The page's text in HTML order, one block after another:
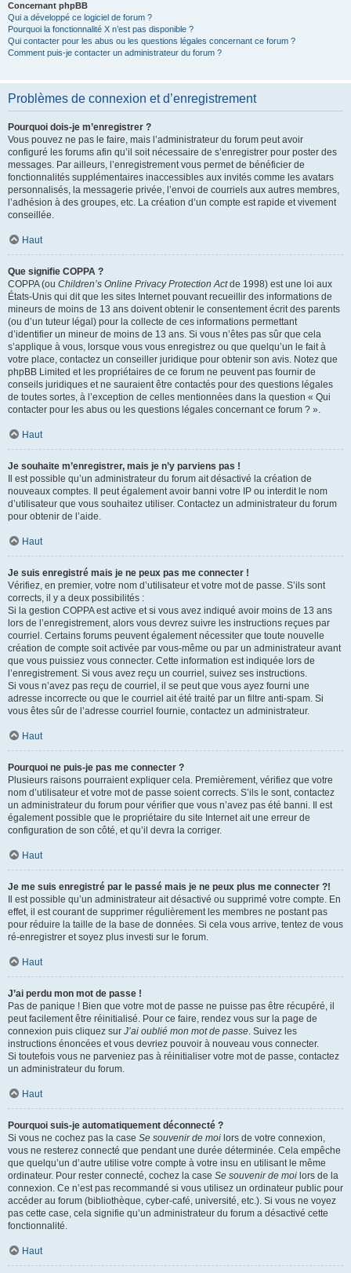
Concernant phpBB
Qui a développé ce logiciel de forum ?
Pourquoi la fonctionnalité X n’est pas disponible ?
Qui contacter pour les abus ou les questions légales concernant ce forum ?
Comment puis-je contacter un administrateur du forum ?
Problèmes de connexion et d’enregistrement
Pourquoi dois-je m’enregistrer ?
Vous pouvez ne pas le faire, mais l’administrateur du forum peut avoir
configuré les forums afin qu’il soit nécessaire de s’enregistrer pour poster des
messages. Par ailleurs, l’enregistrement vous permet de bénéficier de
fonctionnalités supplémentaires inaccessibles aux invités comme les avatars
personnalisés, la messagerie privée, l’envoi de courriels aux autres membres,
l’adhésion à des groupes, etc. La création d’un compte est rapide et vivement
conseillée.
Haut
Que signifie COPPA ?
COPPA (ou Children’s Online Privacy Protection Actde 1998) est une loi aux
États-Unis qui dit que les sites Internet pouvant recueillir des informations de
mineurs de moins de 13 ans doivent obtenir le consentement écrit des parents
(ou d’un tuteur légal) pour la collecte de ces informations permettant
d’identifier un mineur de moins de 13 ans. Si vous n’êtes pas sûr que cela
s’applique à vous, lorsque vous vous enregistrez ou que quelqu’un le fait à
votre place, contactez un conseiller juridique pour obtenir son avis. Notez que
phpBB Limited et les propriétaires de ce forum ne peuvent pas fournir de
conseils juridiques et ne sauraient être contactés pour des questions légales
de toutes sortes, à l’exception de celles mentionnées dans la question « Qui
contacter pour les abus ou les questions légales concernant ce forum ? ».
Haut
Je souhaite m’enregistrer, mais je n’y parviens pas !
Il est possible qu’un administrateur du forum ait désactivé la création de
nouveaux comptes. Il peut également avoir banni votre IP ou interdit le nom
d’utilisateur que vous souhaitez utiliser. Contactez un administrateur du forum
pour obtenir de l’aide.
Haut
Je suis enregistré mais je ne peux pas me connecter !
Vérifiez, en premier, votre nom d’utilisateur et votre mot de passe. S’ils sont
corrects, il y a deux possibilités :
Si la gestion COPPA est active et si vous avez indiqué avoir moins de 13 ans
lors de l’enregistrement, alors vous devrez suivre les instructions reçues par
courriel. Certains forums peuvent également nécessiter que toute nouvelle
création de compte soit activée par vous-même ou par un administrateur avant
que vous puissiez vous connecter. Cette information est indiquée lors de
l’enregistrement. Si vous avez reçu un courriel, suivez ses instructions.
Si vous n’avez pas reçu de courriel, il se peut que vous ayez fourni une
adresse incorrecte ou que le courriel ait été traité par un filtre anti-spam. Si
vous êtes sûr de l’adresse courriel fournie, contactez un administrateur.
Haut
Pourquoi ne puis-je pas me connecter ?
Plusieurs raisons pourraient expliquer cela. Premièrement, vérifiez que votre
nom d’utilisateur et votre mot de passe soient corrects. S’ils le sont, contactez
un administrateur du forum pour vérifier que vous n’avez pas été banni. Il est
également possible que le propriétaire du site Internet ait une erreur de
configuration de son côté, et qu’il devra la corriger.
Haut
Je me suis enregistré par le passé mais je ne peux plus me connecter ?!
Il est possible qu’un administrateur ait désactivé ou supprimé votre compte. En
effet, il est courant de supprimer régulièrement les membres ne postant pas
pour réduire la taille de la base de données. Si cela vous arrive, tentez de vous
ré-enregistrer et soyez plus investi sur le forum.
Haut
J’ai perdu mon mot de passe !
Pas de panique ! Bien que votre mot de passe ne puisse pas être récupéré, il
peut facilement être réinitialisé. Pour ce faire, rendez vous sur la page de
connexion puis cliquez sur J’ai oublié mon mot de passe. Suivez les
instructions énoncées et vous devriez pouvoir à nouveau vous connecter.
Si toutefois vous ne parveniez pas à réinitialiser votre mot de passe, contactez
un administrateur du forum.
Haut
Pourquoi suis-je automatiquement déconnecté ?
Si vous ne cochez pas la case Se souvenir de moi lors de votre connexion,
vous ne resterez connecté que pendant une durée déterminée. Cela empêche
que quelqu’un d’autre utilise votre compte à votre insu en utilisant le même
ordinateur. Pour rester connecté, cochez la case Se souvenir de moi lors de la
connexion. Ce n’est pas recommandé si vous utilisez un ordinateur public pour
accéder au forum (bibliothèque, cyber-café, université, etc.). Si vous ne voyez
pas cette case, cela signifie qu’un administrateur du forum a désactivé cette
fonctionnalité.
Haut